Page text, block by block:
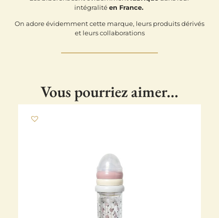
intégralitéen France.
On adore évidemment cette marque, leurs produits dérivés
et leurs collaborations
Vous pourriez aimer...